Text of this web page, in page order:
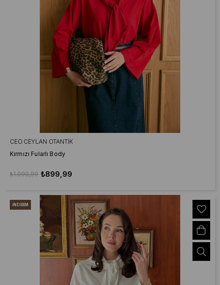
CEO CEYLAN OTANTIK
Kırmızı Fularlı Body
₺899,99
₺1.099,99
İNDIRIM